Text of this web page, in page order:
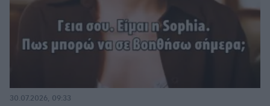
30.07.2026, 09:33